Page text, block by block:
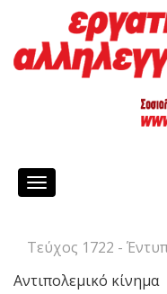
Toggle
Τεύχος 1722 -
Αντιπολεμικό κίνημα